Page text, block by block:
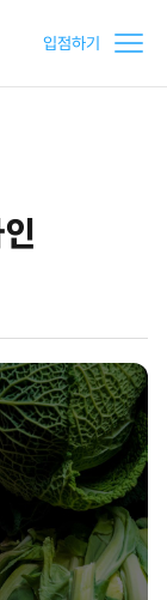
입점하기